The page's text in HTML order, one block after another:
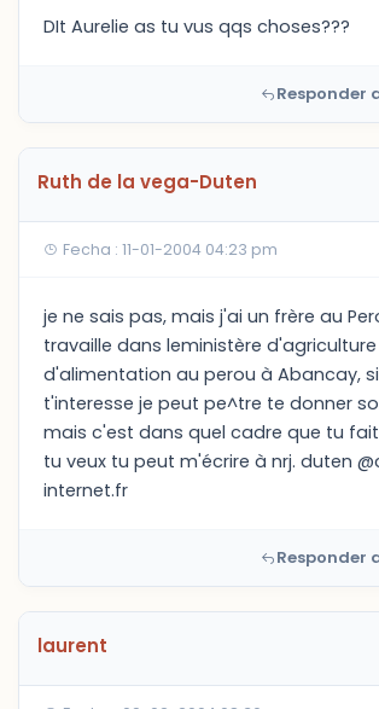
DIt Aurelie as tu vus qqs choses???
Responder
Ruth de la vega-Duten
Fecha : 11-01-2004 04:23 pm
je ne sais pas, mais j'ai un frère au
travaille dans leministère
d'alimentation au perou à Abancay,
t'interesse je peut pe^tre te donner
mais c'est dans quel cadre que tu
tu veux tu peut m'écrire à nrj. duten
internet.fr
Responder
laurent